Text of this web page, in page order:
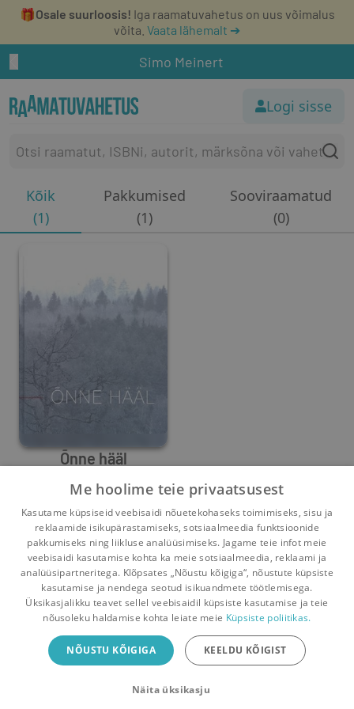
🎁Osale suurloosis! Iga raamatuvahetus on uus võimalus
võita. Vaata lähemalt ➔
Simo Meinert
Logi sisse
Kõik
(1)
Pakkumised
(1)
Sooviraamatud
(0)
Õnne hääl
4
0
Pealehele Ostukorv Sõnumid Teated Konto
Raamatuvahetuse mobiiliäpp
Vaheta raamatuid veelgi mugavamalt!
Me hoolime teie privaatsusest
Kasutame küpsiseid veebisaidi nõuetekohaseks toimimiseks, sisu ja
reklaamide isikupärastamiseks, sotsiaalmeedia funktsioonide
pakkumiseks ning liikluse analüüsimiseks. Jagame teie infot meie
veebisaidi kasutamise kohta ka meie sotsiaalmeedia, reklaami ja
analüüsipartneritega. Klõpsates „Nõustu kõigiga“, nõustute küpsiste
kasutamise ja nendega seotud isikuandmete töötlemisega.
Üksikasjalikku teavet sellel veebisaidil küpsiste kasutamise ja teie
nõusoleku haldamise kohta leiate meie Küpsiste poliitikas.
NÕUSTU KÕIGIGA KEELDU KÕIGIST
Näita üksikasju